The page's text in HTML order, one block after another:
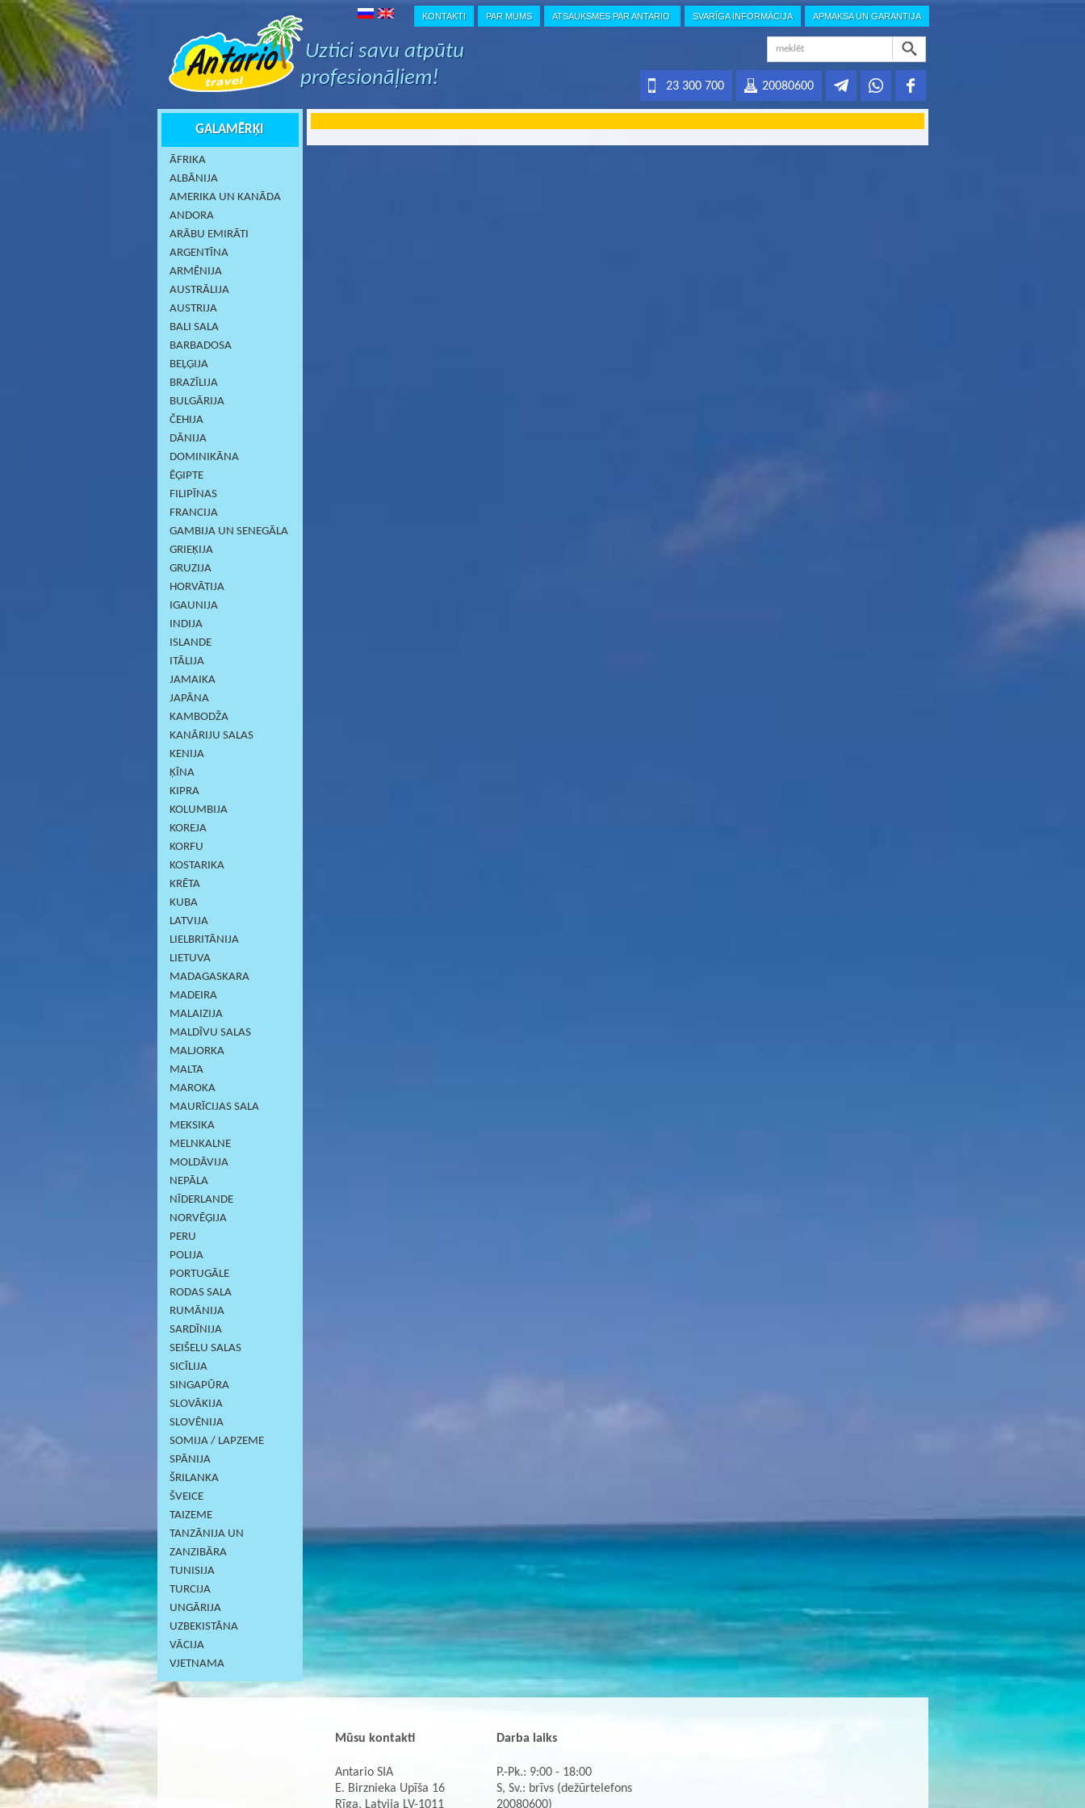
KONTAKTI PAR MUMS ATSAUKSMES PAR ANTARIO SVARĪGA INFORMĀCIJA APMAKSA UN GARANTIJA
Uztici savu atpūtu
profesionāļiem!
20080600
23 300 700
GALAMĒRĶI
ĀFRIKA
ALBĀNIJA
AMERIKA UN KANĀDA
ANDORA
ARĀBU EMIRĀTI
ARGENTĪNA
ARMĒNIJA
AUSTRĀLIJA
AUSTRIJA
BALI SALA
BARBADOSA
BEĻĢIJA
BRAZĪLIJA
BULGĀRIJA
ČEHIJA
DĀNIJA
DOMINIKĀNA
ĒĢIPTE
FILIPĪNAS
FRANCIJA
GAMBIJA UN SENEGĀLA
GRIEĶIJA
GRUZIJA
HORVĀTIJA
IGAUNIJA
INDIJA
ISLANDE
ITĀLIJA
JAMAIKA
JAPĀNA
KAMBODŽA
KANĀRIJU SALAS
KENIJA
ĶĪNA
KIPRA
KOLUMBIJA
KOREJA
KORFU
KOSTARIKA
KRĒTA
KUBA
LATVIJA
LIELBRITĀNIJA
LIETUVA
MADAGASKARA
MADEIRA
MALAIZIJA
MALDĪVU SALAS
MALJORKA
MALTA
MAROKA
MAURĪCIJAS SALA
MEKSIKA
MELNKALNE
MOLDĀVIJA
NEPĀLA
NĪDERLANDE
NORVĒĢIJA
PERU
POLIJA
PORTUGĀLE
RODAS SALA
RUMĀNIJA
SARDĪNIJА
SEIŠELU SALAS
SICĪLIJA
SINGAPŪRA
SLOVĀKIJA
SLOVĒNIJA
SOMIJA / LAPZEME
SPĀNIJA
ŠRILANKA
ŠVEICE
TAIZEME
TANZĀNIJA UN
ZANZIBĀRA
TUNISIJA
TURCIJA
UNGĀRIJA
UZBEKISTĀNA
VĀCIJA
VJETNAMA
Mūsu kontakti
Antario SIA
E. Birznieka Upīša 16
Rīga, Latvija LV-1011
Darba laiks
P.-Pk.: 9:00 - 18:00
S, Sv.: brīvs (dežūrtelefons
20080600)